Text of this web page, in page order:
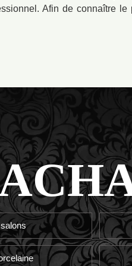
Afin de connaître
salons